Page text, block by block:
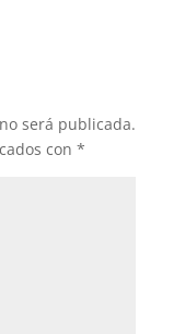
será publicada.
con *